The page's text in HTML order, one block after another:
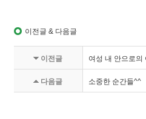
이전글 & 다음글
이전글 여성 내 안으로
다음글 소중한 순간들^^